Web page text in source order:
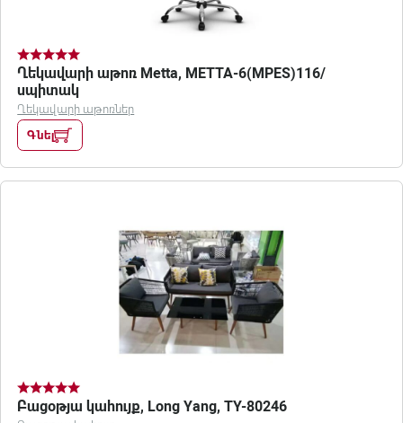
Ղեկավարի աթոռ Metta, METTA-6(MPES)116/
սպիտակ
Ղեկավարի աթոռներ
Գնել
Բացօթյա կահույք, Long Yang, TY-80246